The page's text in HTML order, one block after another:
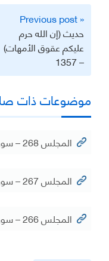
المقالات
« Previous post
حديث (إن الله حرم
عليكم عقوق الأمهات)
– 1357
موضوعات ذات
المجلس 268 – سورة الحج (5) من آية 47 – 78
المجلس 267 – سورة الحج (4) من آية 34 – 46
المجلس 266 – سورة الحج (3) من آية 25 – 33